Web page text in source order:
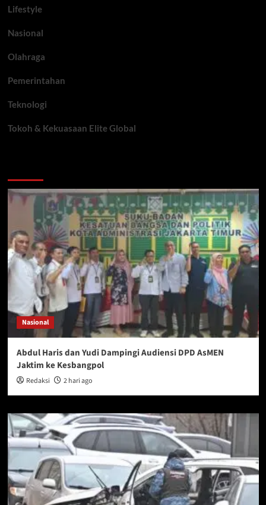
Lifestyle
Nasional
Olahraga
Pemerintahan
Teknologi
Tokoh & Kekuasaan Elite Global
Nasional
Abdul Haris dan Yudi Dampingi Audiensi DPD AsMEN
Jaktim ke Kesbangpol
Redaksi 2 hari ago